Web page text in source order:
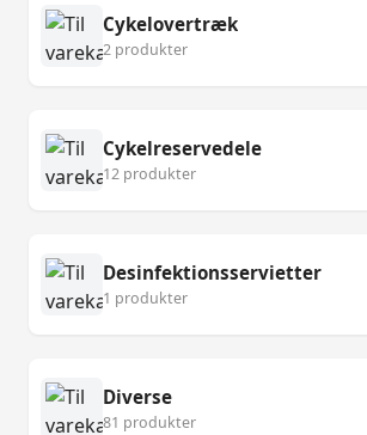
Cykelovertræk
2 produkter
Cykelreservedele
12 produkter
Desinfektionsservietter
1 produkter
Diverse
81 produkter